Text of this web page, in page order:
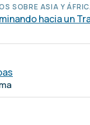
SOBRE ASIA Y
hacia un